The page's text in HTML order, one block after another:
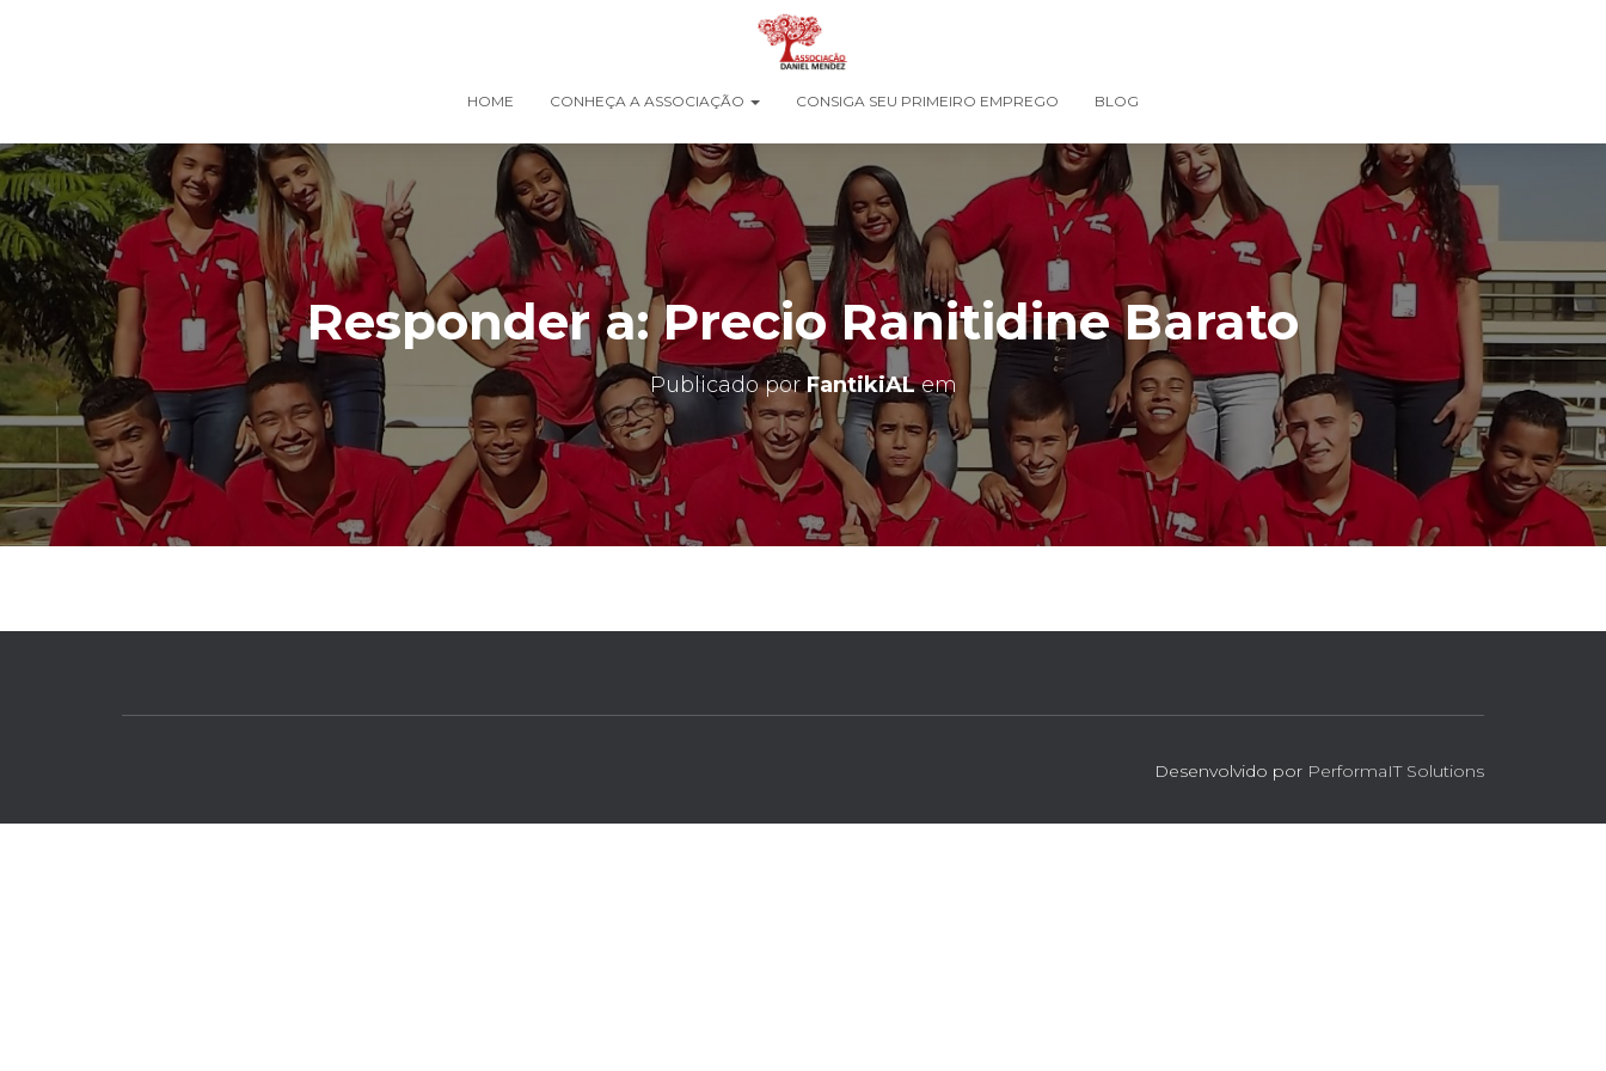
HOME CONHEÇA A ASSOCIAÇÃO CONSIGA SEU PRIMEIRO EMPREGO BLOG
Responder a: Precio Ranitidine Barato
Publicado porFantikiALem
Desenvolvido por PerformaIT Solutions